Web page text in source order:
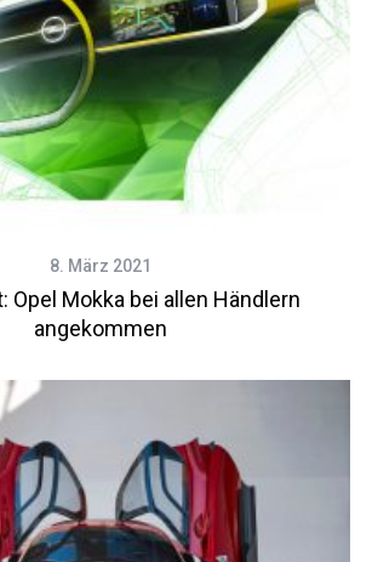
8. März 2021
Opel Mokka bei allen Händlern
angekommen